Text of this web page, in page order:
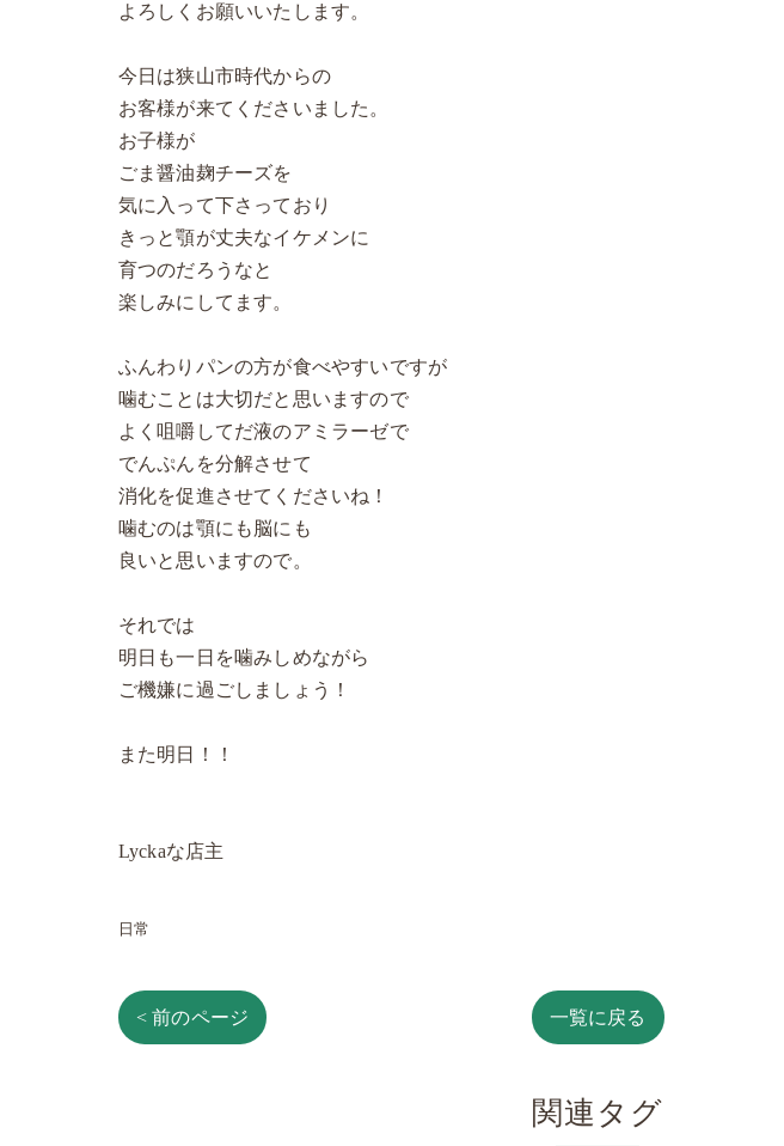
よろしくお願いいたします。
今日は狭山市時代からの
お客様が来てくださいました。
お子様が
ごま醤油麹チーズを
気に入って下さっており
きっと顎が丈夫なイケメンに
育つのだろうなと
楽しみにしてます。
ふんわりパンの方が食べやすいですが
噛むことは大切だと思いますので
よく咀嚼してだ液のアミラーゼで
でんぷんを分解させて
消化を促進させてくださいね！
噛むのは顎にも脳にも
良いと思いますので。
それでは
明日も一日を噛みしめながら
ご機嫌に過ごしましょう！
また明日！！
Lyckaな店主
日常
< 前のページ 一覧に戻る
関連タグ